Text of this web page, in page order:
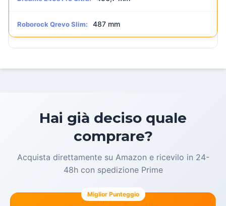
Roborock Qrevo Slim: 487 mm
Hai già deciso quale
comprare?
Acquista direttamente su Amazon e ricevilo in 24-
48h con spedizione Prime
Miglior Punteggio